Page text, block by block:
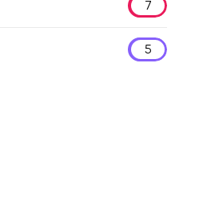
7
5